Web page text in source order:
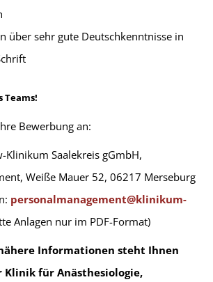
über sehr gute Deutschkenntnisse in
Teams!
Bewerbung an:
Klinikum Saalekreis gGmbH,
Weiße Mauer 52, 06217 Merseburg
personalmanagement@klinikum-
Anlagen nur im PDF-Format)
Informationen steht Ihnen
Klinik für Anästhesiologie,